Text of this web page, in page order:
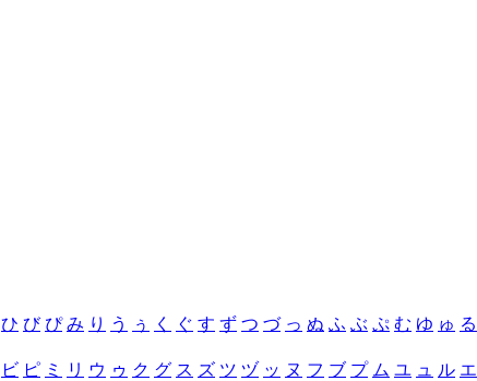
ひ び ぴ み り う ぅ く ぐ す ず つ づ っ ぬ ふ ぶ ぷ む ゆ ゅ る
ビ ピ ミ リ ウ ゥ ク グ ス ズ ツ ヅ ッ ヌ フ ブ プ ム ユ ュ ル エ